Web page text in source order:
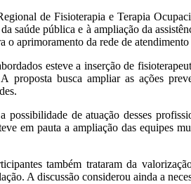
de Fisioterapia e Terapia
saúde pública e à ampliação da
o aprimoramento da rede de
esteve a inserção de
proposta busca ampliar as ações
de atuação desses
em pauta a ampliação das equipes
também trataram da
A discussão considerou ainda a